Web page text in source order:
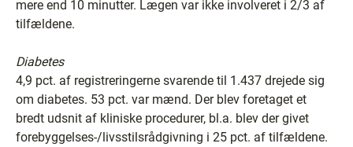
mere end 10 minutter. Lægen var ikke involveret i 2/3 af
tilfældene.
Diabetes
4,9 pct. af registreringerne svarende til 1.437 drejede sig
om diabetes. 53 pct. var mænd. Der blev foretaget et
bredt udsnit af kliniske procedurer, bl.a. blev der givet
forebyggelses-/livsstilsrådgivning i 25 pct. af tilfældene.